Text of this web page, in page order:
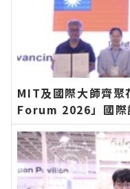
MIT及國際大師齊
Forum 2026」國際
官方網站各類新聞
在地資訊！